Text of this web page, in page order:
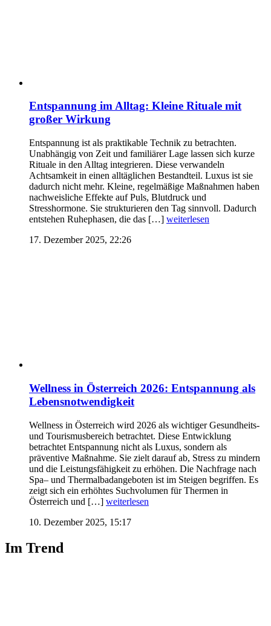
Entspannung im Alltag: Kleine Rituale mit
großer Wirkung
Entspannung ist als praktikable Technik zu betrachten.
Unabhängig von Zeit und familiärer Lage lassen sich kurze
Rituale in den Alltag integrieren. Diese verwandeln
Achtsamkeit in einen alltäglichen Bestandteil. Luxus ist sie
dadurch nicht mehr. Kleine, regelmäßige Maßnahmen haben
nachweisliche Effekte auf Puls, Blutdruck und
Stresshormone. Sie strukturieren den Tag sinnvoll. Dadurch
entstehen Ruhephasen, die das […] weiterlesen
17. Dezember 2025, 22:26
Wellness in Österreich 2026: Entspannung als
Lebensnotwendigkeit
Wellness in Österreich wird 2026 als wichtiger Gesundheits-
und Tourismusbereich betrachtet. Diese Entwicklung
betrachtet Entspannung nicht als Luxus, sondern als
präventive Maßnahme. Sie zielt darauf ab, Stress zu mindern
und die Leistungsfähigkeit zu erhöhen. Die Nachfrage nach
Spa– und Thermalbadangeboten ist im Steigen begriffen. Es
zeigt sich ein erhöhtes Suchvolumen für Thermen in
Österreich und […] weiterlesen
10. Dezember 2025, 15:17
Im Trend